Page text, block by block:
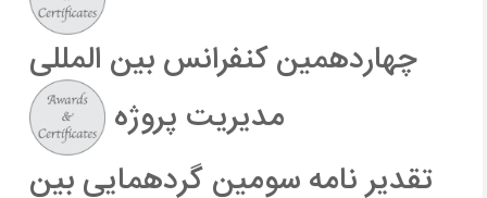
چهاردهمین کنفرانس بین المللی
مدیریت پروژه
تقدیر نامه سومین گردهمایی بین